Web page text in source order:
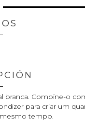
branca. Combine-o
para criar um
tempo.